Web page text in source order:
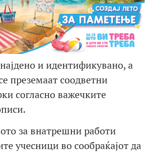
и идентификувано, а
преземаат соодветни
согласно важечките
за внатрешни работи
учесници во сообраќајот да